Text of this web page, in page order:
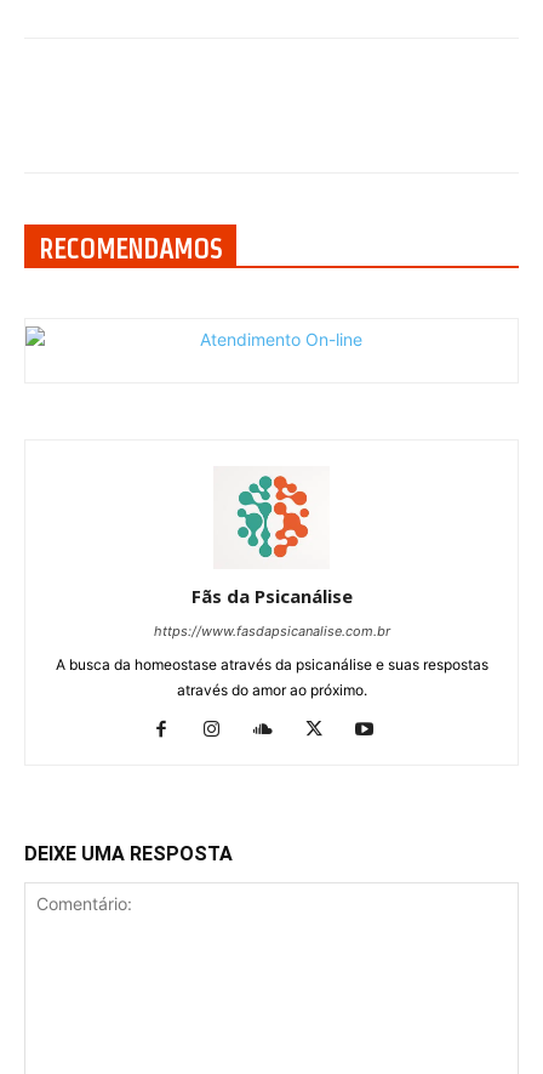
RECOMENDAMOS
Fãs da Psicanálise
https://www.fasdapsicanalise.com.br
A busca da homeostase através da psicanálise e suas respostas
através do amor ao próximo.
DEIXE UMA RESPOSTA